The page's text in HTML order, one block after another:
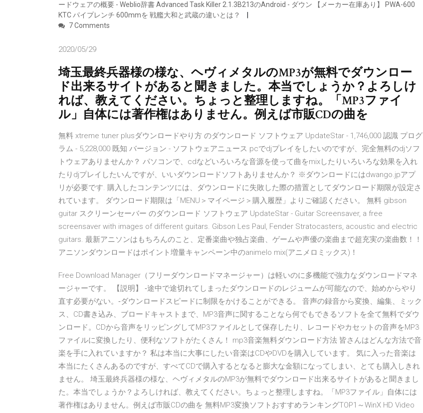
ードウェアの概要 - Weblio辞書 Advanced Task Killer 2.1.3B213のAndroid - ダウン 【メーカー在庫あり】 PWA-600
KTC パイプレンチ 600mmを 戦艦大和と武蔵の違いとは？
7 Comments
2020/05/29
埼玉最終兵器様の様な、ヘヴィメタルのMP3が無料でダウンロー
ド出来るサイトがあると聞きました。本当でしょうか？よろしけ
れば、教えてください。ちょっと整理しますね。「MP3ファイ
ル」自体には著作権はありません。例えば市販CDの曲を
無料 xtreme tuner plusダウンロードやり方 のダウンロード ソフトウェア UpdateStar - 1,746,000 認識 プログ
ラム - 5,228,000 既知 バージョン - ソフトウェアニュース pcでdjプレイをしたいのですが、完全無料のdjソフ
トウェアありませんか？ パソコンで、cdなどいろいろな音源を使って曲をmixしたりいろいろな効果を入れ
たりdjプレイしたいんですが、いいダウンロードソフトありませんか？ ※ダウンロードにはdwango.jpアプ
リが必要です. 購入したコンテンツには、ダウンロードに失敗した際の措置としてダウンロード期限が設定さ
れています。 ダウンロード期限は「MENU＞マイページ＞購入履歴」よりご確認ください。 無料 gibson
guitar スクリーンセーバー のダウンロード ソフトウェア UpdateStar - Guitar Screensaver, a free
screensaver with images of different guitars. Gibson Les Paul, Fender Stratocasters, acoustic and electric
guitars. 最新アニソンはもちろんのこと、定番楽曲や独占楽曲、ゲームや声優の楽曲まで超充実の楽曲数！！
アニソンダウンロードはポイント増量キャンペーン中のanimelo mix(アニメロミックス)！
Free Download Manager（フリーダウンロードマネージャー）は軽いのに多機能で強力なダウンロードマネ
ージャーです。 【説明】 ‐途中で途切れてしまったダウンロードのレジュームが可能なので、始めからやり
直す必要がない。‐ダウンロードスピードに制限をかけることができる。 音声の録音から変換、編集、ミック
ス、CD書き込み、ブロードキャストまで、MP3音声に関することなら何でもできるソフトを全て無料でダウ
ンロード。CDから音声をリッピングしてMP3ファイルとして保存したり、レコードやカセットの音声をMP3
ファイルに変換したり、便利なソフトがたくさん！ mp3音楽無料ダウンロード方法 皆さんはどんな方法で音
楽を手に入れていますか？ 私は本当に大事にしたい音楽はCDやDVDを購入しています。 気に入った音楽は
本当にたくさんあるのですが、すべてCDで購入するとなると膨大な金額になってしまい、とても購入しきれ
ません。 埼玉最終兵器様の様な、ヘヴィメタルのMP3が無料でダウンロード出来るサイトがあると聞きまし
た。本当でしょうか？よろしければ、教えてください。ちょっと整理しますね。「MP3ファイル」自体には
著作権はありません。例えば市販CDの曲を 無料MP3変換ソフトおすすめランキングTOP1～WinX HD Video